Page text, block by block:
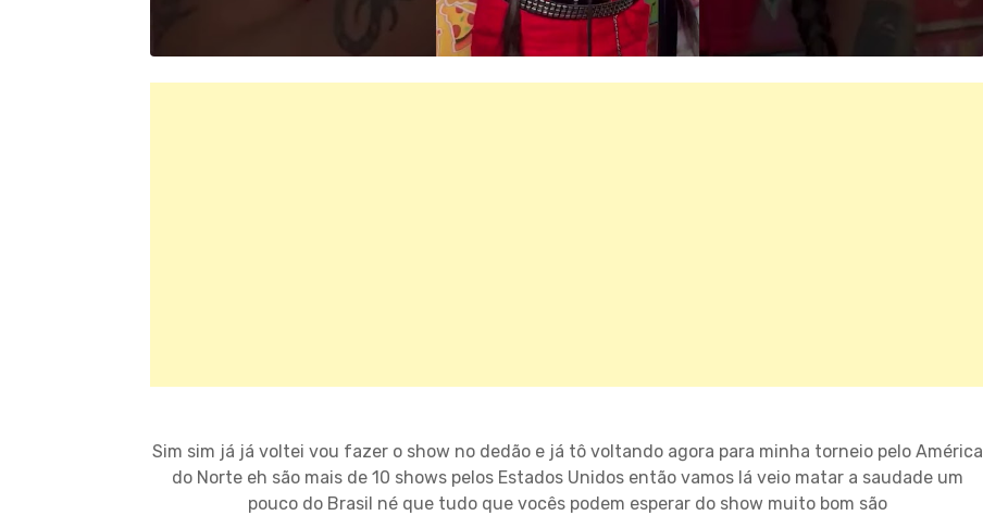
Sim sim já já voltei vou fazer o show no dedão e já tô voltando agora para minha torneio pelo América
do Norte eh são mais de 10 shows pelos Estados Unidos então vamos lá veio matar a saudade um
pouco do Brasil né que tudo que vocês podem esperar do show muito bom são